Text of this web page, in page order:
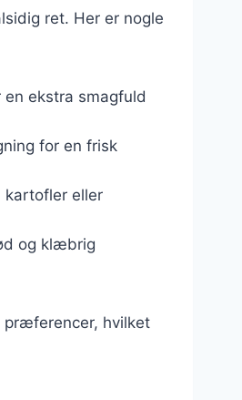
ret. Her er nogle
ekstra smagfuld
for en frisk
kartofler eller
og klæbrig
præferencer, hvilket